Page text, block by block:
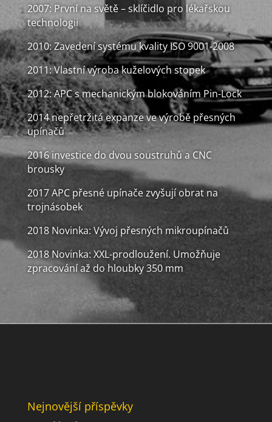
2007: První na světě – sklíčidlo pro lékařskou
technologii
2010: Zavedení systému kvality ISO 9001-2008
2011: Vlastní výroba kuželových stopek
2012: APC s mechanickým blokováním Pin-Lock
2014 nepřetržitá expanze ve výrobě přesných
upínačů
2016 investice do dvou soustruhů a CNC
brousky
2017 APC přesné upínače zvyšují obrat na
trojnásobek
2018 Novinka: Vývoj přesných mikroupínačů
2018 Novinka: XXL-prodloužení. Umožňuje
zpracování až do hloubky 350 mm
Nejnovější příspěvky